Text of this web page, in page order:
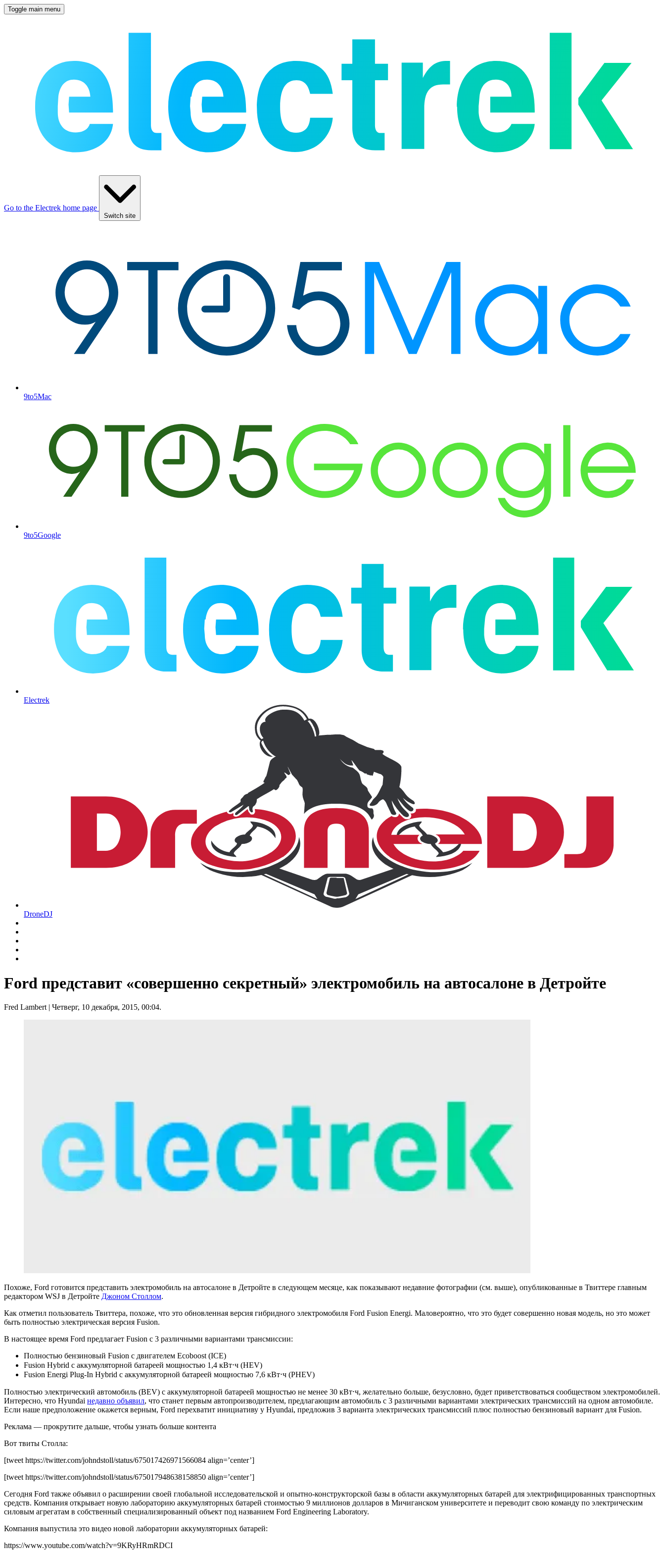
Toggle main menu
Go to the Electrek home page
Switch site
9to5Mac
9to5Google
Electrek
DroneDJ
Ford представит «совершенно секретный» электромобиль на автосалоне в Детройте
Fred Lambert | Четверг, 10 декабря, 2015, 00:04.
Похоже, Ford готовится представить электромобиль на автосалоне в Детройте в следующем месяце, как показывают недавние фотографии (см. выше), опубликованные в Твиттере главным
редактором WSJ в Детройте Джоном Столлом.
Как отметил пользователь Твиттера, похоже, что это обновленная версия гибридного электромобиля Ford Fusion Energi. Маловероятно, что это будет совершенно новая модель, но это может
быть полностью электрическая версия Fusion.
В настоящее время Ford предлагает Fusion с 3 различными вариантами трансмиссии:
Полностью бензиновый Fusion с двигателем Ecoboost (ICE)
Fusion Hybrid с аккумуляторной батареей мощностью 1,4 кВт⋅ч (HEV)
Fusion Energi Plug-In Hybrid с аккумуляторной батареей мощностью 7,6 кВт⋅ч (PHEV)
Полностью электрический автомобиль (BEV) с аккумуляторной батареей мощностью не менее 30 кВт⋅ч, желательно больше, безусловно, будет приветствоваться сообществом электромобилей.
Интересно, что Hyundai недавно объявил, что станет первым автопроизводителем, предлагающим автомобиль с 3 различными вариантами электрических трансмиссий на одном автомобиле.
Если наше предположение окажется верным, Ford перехватит инициативу у Hyundai, предложив 3 варианта электрических трансмиссий плюс полностью бензиновый вариант для Fusion.
Реклама — прокрутите дальше, чтобы узнать больше контента
Вот твиты Столла:
[tweet https://twitter.com/johndstoll/status/675017426971566084 align=’center’]
[tweet https://twitter.com/johndstoll/status/675017948638158850 align=’center’]
Сегодня Ford также объявил о расширении своей глобальной исследовательской и опытно-конструкторской базы в области аккумуляторных батарей для электрифицированных транспортных
средств. Компания открывает новую лабораторию аккумуляторных батарей стоимостью 9 миллионов долларов в Мичиганском университете и переводит свою команду по электрическим
силовым агрегатам в собственный специализированный объект под названием Ford Engineering Laboratory.
Компания выпустила это видео новой лаборатории аккумуляторных батарей:
https://www.youtube.com/watch?v=9KRyHRmRDCI